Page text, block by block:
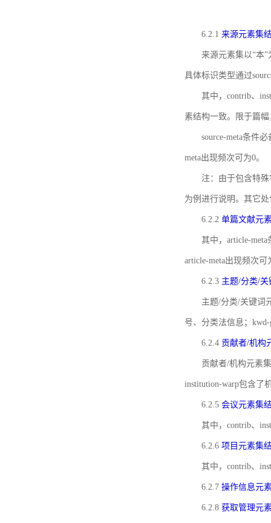
6.2.1 来源元素集
来源元素集以“本
具体标识类型通过
其中，contrib、
素结构一致。限于篇
source-meta条件
meta出现频次可为0。
注：由于包含特殊
为例进行说明。其它
6.2.2 单篇文献元
其中，article-
article-meta出现频次可
6.2.3 主题/分类/
主题/分类/关键词
号、分类法信息；
6.2.4 贡献者/机构
贡献者/机构元素
institution-warp包含了
6.2.5 会议元素集
其中，contrib、
6.2.6 项目元素集
其中，contrib、
6.2.7 操作信息元
6.2.8 获取管理元